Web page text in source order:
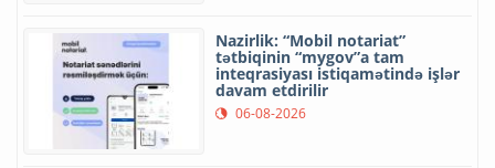
Nazirlik: “Mobil notariat”
tətbiqinin “mygov”a tam
inteqrasiyası istiqamətində işlər
davam etdirilir
06-08-2026